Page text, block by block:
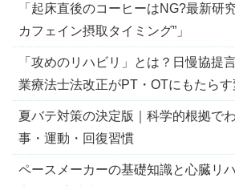
「起床直後のコーヒーはNG?最新研
カフェイン摂取タイミング”」
「攻めのリハビリ」とは？日慢協提
業療法士法改正がPT・OTにもたらす
夏バテ対策の決定版｜科学的根拠で
事・運動・回復習慣
ペースメーカーの基礎知識と心臓リ